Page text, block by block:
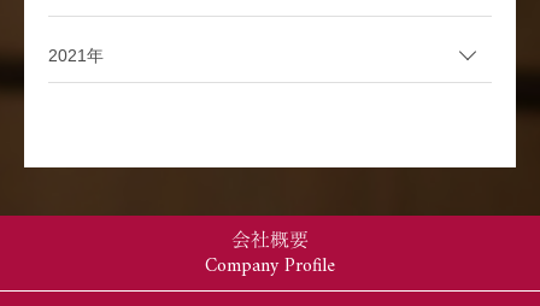
2021年
会社概要
Company Profile